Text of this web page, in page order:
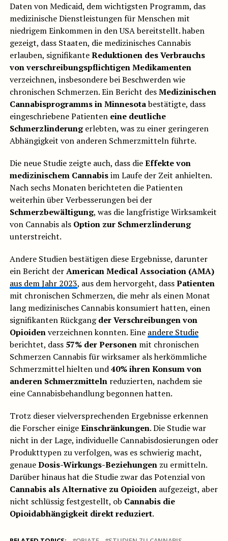
Daten von Medicaid, dem wichtigsten Programm, das
medizinische Dienstleistungen für Menschen mit
niedrigem Einkommen in den USA bereitstellt. haben
gezeigt, dass Staaten, die medizinisches Cannabis
erlauben, signifikanteReduktionen des Verbrauchs
von verschreibungspflichtigen Medikamenten
verzeichnen, insbesondere bei Beschwerden wie
chronischen Schmerzen. Ein Bericht desMedizinischen
Cannabisprogramms in Minnesotabestätigte, dass
eingeschriebene Patienten eine deutliche
Schmerzlinderungerlebten, was zu einer geringeren
Abhängigkeit von anderen Schmerzmitteln führte.
Die neue Studie zeigte auch, dass dieEffekte von
medizinischem Cannabisim Laufe der Zeit anhielten.
Nach sechs Monaten berichteten die Patienten
weiterhin über Verbesserungen bei der
Schmerzbewältigung, was die langfristige Wirksamkeit
von Cannabis als Option zur Schmerzlinderung
unterstreicht.
Andere Studien bestätigen diese Ergebnisse, darunter
ein Bericht derAmerican Medical Association (AMA)
aus dem Jahr 2023, aus dem hervorgeht, dassPatienten
mit chronischen Schmerzen, die mehr als einen Monat
lang medizinisches Cannabis konsumiert hatten, einen
signifikanten Rückgangder Verschreibungen von
Opioidenverzeichnen konnten. Eine andere Studie
berichtet, dass 57% der Personen mit chronischen
Schmerzen Cannabis für wirksamer als herkömmliche
Schmerzmittel hielten und40% ihren Konsum von
anderen Schmerzmittelnreduzierten, nachdem sie
eine Cannabisbehandlung begonnen hatten.
Trotz dieser vielversprechenden Ergebnisse erkennen
die Forscher einigeEinschränkungen. Die Studie war
nicht in der Lage, individuelle Cannabisdosierungen oder
Produkttypen zu verfolgen, was es schwierig macht,
genaueDosis-Wirkungs-Beziehungenzu ermitteln.
Darüber hinaus hat die Studie zwar das Potenzial von
Cannabis als Alternative zu Opioidenaufgezeigt, aber
nicht schlüssig festgestellt, ob Cannabis die
Opioidabhängigkeit direkt reduziert.